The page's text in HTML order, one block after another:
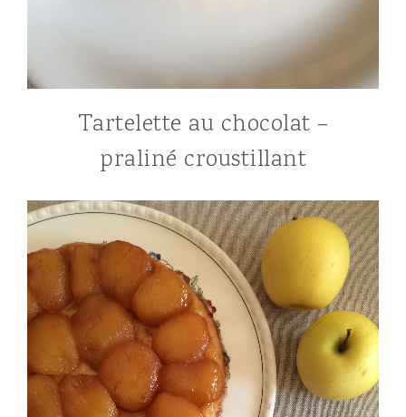
Tartelette au chocolat –
praliné croustillant